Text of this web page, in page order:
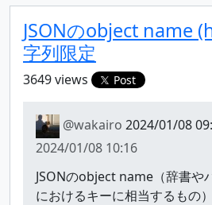
対象の
Topic
JSONのobject name
字列限定
3649 views Post
@wakairo 2024/01/08
2024/01/08 10:16
JSONのobject name（辞書や
におけるキーに相当するもの